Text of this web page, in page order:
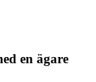
en ägare